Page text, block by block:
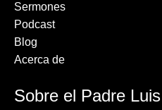
Sermones
Podcast
Blog
Acerca de
Sobre el Padre